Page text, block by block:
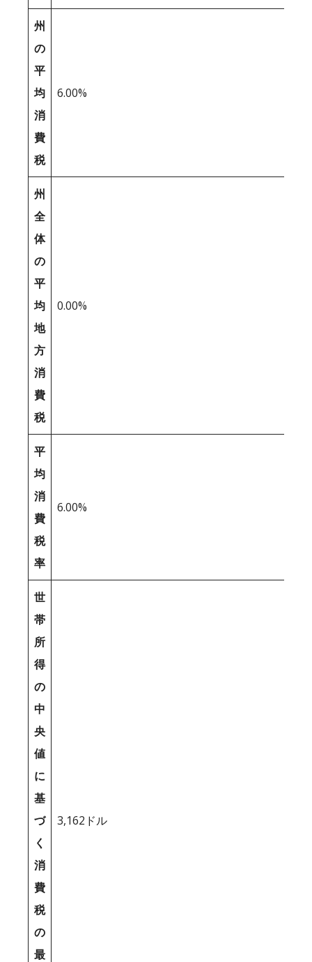
州
の
平
均
消
費
税
6.00%
州
全
体
の
平
均
地
方
消
費
税
0.00%
平
均
消
費
税
率
6.00%
世
帯
所
得
の
中
央
値
に
基
づ
く
消
費
税
の
最
3,162ドル